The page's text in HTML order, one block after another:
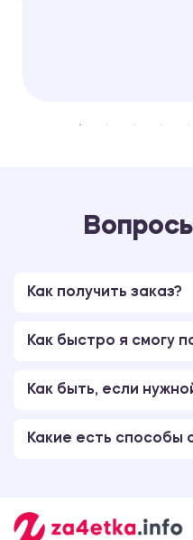
Как получить заказ?
Как быстро я смогу
Как быть, если
Какие есть способы